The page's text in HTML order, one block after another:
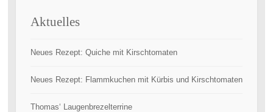
Aktuelles
Neues Rezept: Quiche mit Kirschtomaten
Neues Rezept: Flammkuchen mit Kürbis und Kirschtomaten
Thomas‘ Laugenbrezelterrine